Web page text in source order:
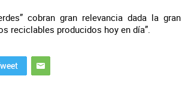
cobran gran relevancia dada la gran
reciclables producidos hoy en día”.